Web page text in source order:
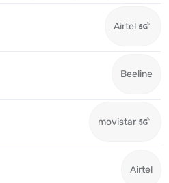
Airtel
Beeline
movistar
Airtel